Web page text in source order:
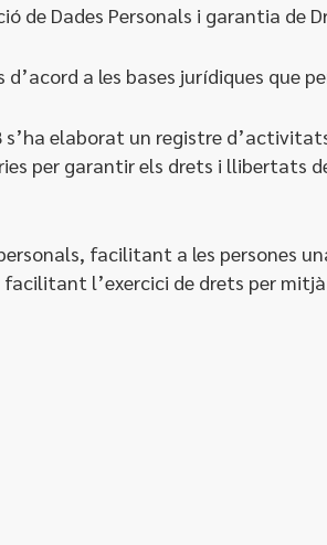
de Dades Personals i garantia de
a les bases jurídiques que
elaborat un registre
per garantir els drets i llibertats
facilitant a les persones
l’exercici de drets per